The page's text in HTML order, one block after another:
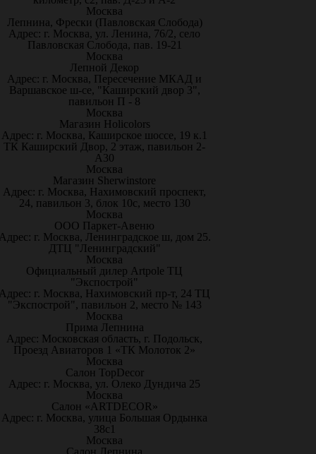
Москва
Лепнина, Фрески (Павловская Слобода)
Адрес: г. Москва, ул. Ленина, 76/2, село
Павловская Слобода, пав. 19-21
Москва
Лепной Декор
Адрес: г. Москва, Пересечение МКАД и
Варшавское ш-се, "Каширский двор 3",
павильон П - 8
Москва
Магазин Holicolors
Адрес: г. Москва, Каширское шоссе, 19 к.1
ТК Каширский Двор, 2 этаж, павильон 2-
А30
Москва
Магазин Sherwinstore
Адрес: г. Москва, Нахимовский проспект,
24, павильон 3, блок 10с, место 130
Москва
ООО Паркет-Авeню
г. Москва, Ленинградское ш, дом 25.
ДТЦ "Ленинградский"
Москва
Официальный дилер Artpole ТЦ
"Экспострой"
г. Москва, Нахимовский пр-т, 24 ТЦ
"Экспострой", павильон 2, место № 143
Москва
Прима Лепнина
Адрес: Московская область, г. Подольск,
Проезд Авиаторов 1 «ТК Молоток 2»
Москва
Салон TopDecor
Адрес: г. Москва, ул. Олеко Дундича 25
Москва
Салон «ARTDECOR»
Адрес: г. Москва, улица Большая Ордынка
38с1
Москва
Салон Лепнина